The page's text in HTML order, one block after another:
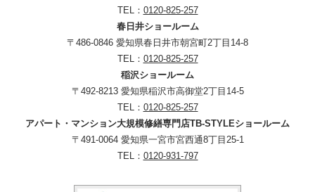
TEL： 0120-825-257
春日井ショールーム
〒486-0846 愛知県春日井市朝宮町2丁目14-8
TEL： 0120-825-257
稲沢ショールーム
〒492-8213 愛知県稲沢市高御堂2丁目14-5
TEL： 0120-825-257
アパート・マンション大規模修繕専門店TB-STYLEショールーム
〒491-0064 愛知県一宮市宮西通8丁目25-1
TEL： 0120-931-797